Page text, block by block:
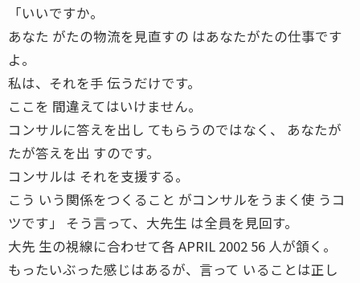
「いいですか。
あなた がたの物流を見直すの はあなたがたの仕事です
よ。
私は、それを手 伝うだけです。
ここを 間違えてはいけません。
コンサルに答えを出し てもらうのではなく、 あなたが
たが答えを出 すのです。
コンサルは それを支援する。
こう いう関係をつくること がコンサルをうまく使 うコ
ツです」 そう言って、大先生 は全員を見回す。
大先 生の視線に合わせて各 APRIL 2002 56 人が頷く。
もったいぶった感じはあるが、言って いることは正し